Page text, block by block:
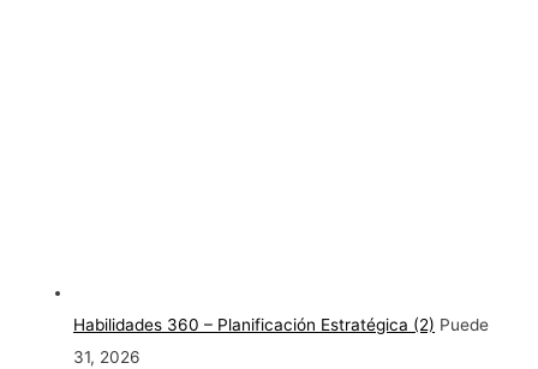
Habilidades 360 – Planificación Estratégica (2) Puede
31, 2026